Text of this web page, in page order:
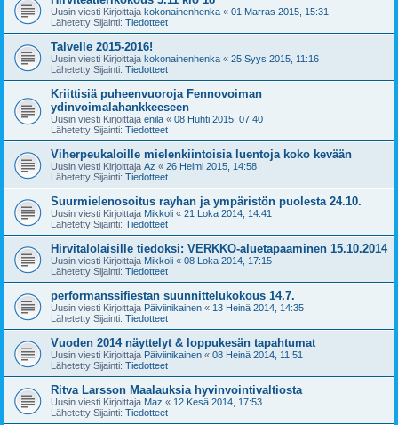
Uusin viesti Kirjoittaja kokonainenhenka « 01 Marras 2015, 15:31
Lähetetty Sijainti: Tiedotteet
Talvelle 2015-2016!
Uusin viesti Kirjoittaja kokonainenhenka « 25 Syys 2015, 11:16
Lähetetty Sijainti: Tiedotteet
Kriittisiä puheenvuoroja Fennovoiman
ydinvoimalahankkeeseen
Uusin viesti Kirjoittaja enila « 08 Huhti 2015, 07:40
Lähetetty Sijainti: Tiedotteet
Viherpeukaloille mielenkiintoisia luentoja koko kevään
Uusin viesti Kirjoittaja Az « 26 Helmi 2015, 14:58
Lähetetty Sijainti: Tiedotteet
Suurmielenosoitus rayhan ja ympäristön puolesta 24.10.
Uusin viesti Kirjoittaja Mikkoli « 21 Loka 2014, 14:41
Lähetetty Sijainti: Tiedotteet
Hirvitalolaisille tiedoksi: VERKKO-aluetapaaminen 15.10.2014
Uusin viesti Kirjoittaja Mikkoli « 08 Loka 2014, 17:15
Lähetetty Sijainti: Tiedotteet
performanssifiestan suunnittelukokous 14.7.
Uusin viesti Kirjoittaja Päiviinikainen « 13 Heinä 2014, 14:35
Lähetetty Sijainti: Tiedotteet
Vuoden 2014 näyttelyt & loppukesän tapahtumat
Uusin viesti Kirjoittaja Päiviinikainen « 08 Heinä 2014, 11:51
Lähetetty Sijainti: Tiedotteet
Ritva Larsson Maalauksia hyvinvointivaltiosta
Uusin viesti Kirjoittaja Maz « 12 Kesä 2014, 17:53
Lähetetty Sijainti: Tiedotteet